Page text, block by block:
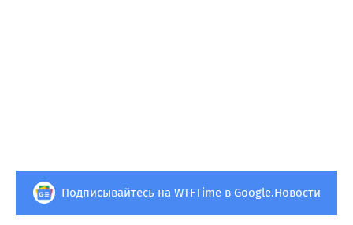
Подписывайтесь на WTFTime в Google.Новости